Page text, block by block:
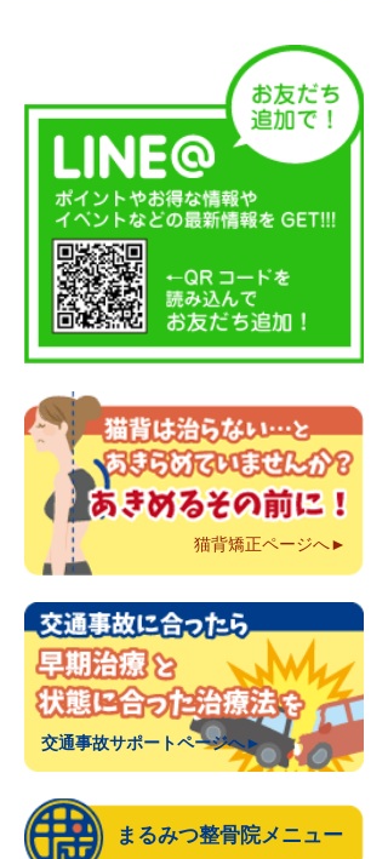
猫背矯正ページへ►
交通事故サポートページへ►
まるみつ整骨院メニュー